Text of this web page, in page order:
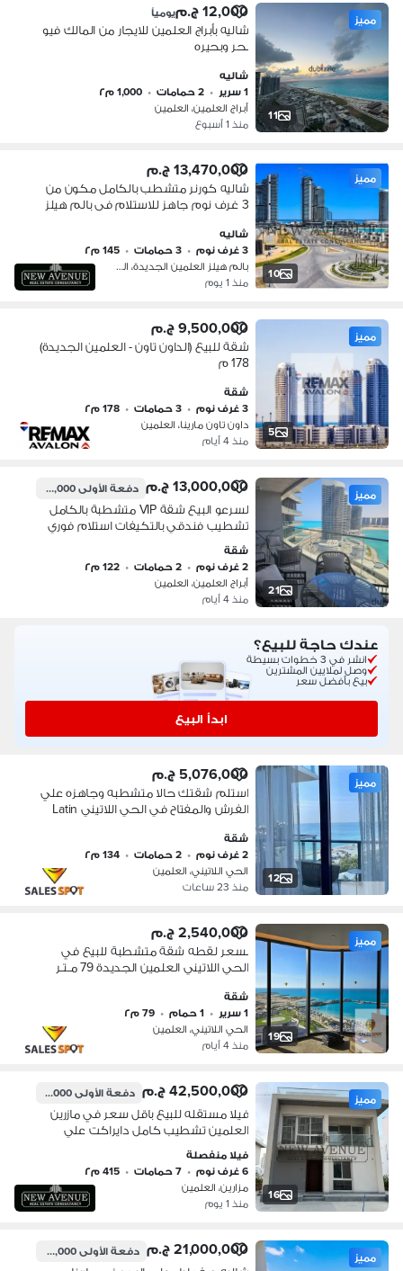
11
مميز 12,000 ج.م يومياً
شاليه بأبراج العلمين للايجار من المالك فيو
بحر وبحيره
شاليه
1 سرير
• 2 حمامات • 1,000 م٢
أبراج العلمين، العلمين
منذ 1 أسبوع
10
مميز 13,470,000 ج.م
شاليه كورنر متشطب بالكامل مكون من
3 غرف نوم جاهز للاستلام فى بالم هيلز
شاليه
3 غرف نوم
• 3 حمامات • 145 م٢
بالم هيلز العلمين الجديدة، العلمين
منذ 1 يوم
5
مميز 9,500,000 ج.م
شقة للبيع (الداون تاون - العلمين الجديدة)
178 م
شقة
3 غرف نوم
• 3 حمامات • 178 م٢
داون تاون مارينا، العلمين
منذ 4 أيام
21
مميز 13,000,000 ج.م دفعة الأولى650,000 ج.م
لسرعو البيع شقة VIP متشطبة بالكامل
تشطيب فندقي بالتكيفات استلام فوري
في ابراج العلمين علي البحر مباشرة تابعة
لوزارة الاسكان ( جاهزة للسكن )
شقة
2 غرف نوم
• 2 حمامات • 122 م٢
أبراج العلمين، العلمين
منذ 4 أيام
عندك حاجة للبيع؟
انشر في 3 خطوات بسيطة
وصل لملايين المشترين
بيع بأفضل سعر
ابدأ البيع
12
مميز 5,076,000 ج.م
استلم شقتك حالا متشطبه وجاهزه علي
الفرش والمفتاح في الحي اللاتيني Latin
شقة
2 غرف نوم
• 2 حمامات • 134 م٢
الحي اللاتيني، العلمين
منذ 23 ساعات
19
مميز 2,540,000 ج.م
بسعر لقطه شقة متشطبة للبيع في
الحي اللاتيني العلمين الجديدة 79 مـتـر
شقة
1 سرير
• 1 حمام • 79 م٢
الحي اللاتيني، العلمين
منذ 4 أيام
16
مميز 42,500,000 ج.م دفعة الأولى40,000,000 ج.م
فيلا مستقله للبيع باقل سعر في مازرين
العلمين تشطيب كامل دايراكت علي
لاجون و خطوات للبحر
فيلا منفصلة
6 غرف نوم
• 7 حمامات • 415 م٢
مزارين، العلمين
منذ 1 يوم
مميز 21,000,000 ج.م دفعة الأولى3,150,000 ج.م